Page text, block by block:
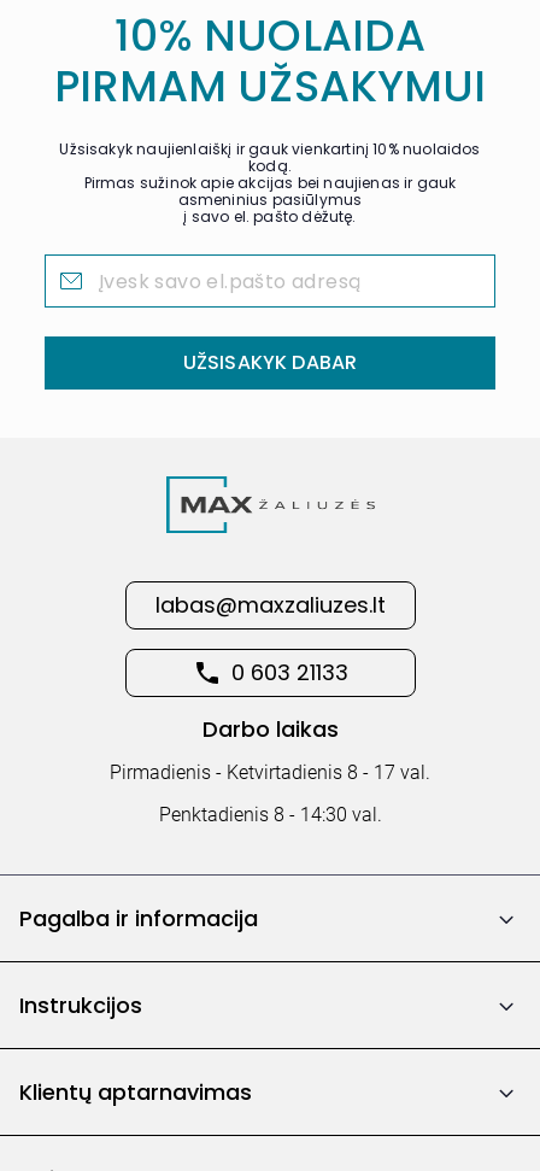
10% NUOLAIDA
PIRMAM UŽSAKYMUI
Užsisakyk naujienlaiškį ir gauk vienkartinį 10% nuolaidos
kodą.
Pirmas sužinok apie akcijas bei naujienas ir gauk
asmeninius pasiūlymus
į savo el. pašto dėžutę.
UŽSISAKYK DABAR
labas@maxzaliuzes.lt
0 603 21133
Darbo laikas
Pirmadienis - Ketvirtadienis 8 - 17 val.
Penktadienis 8 - 14:30 val.
Pagalba ir informacija
Instrukcijos
Klientų aptarnavimas